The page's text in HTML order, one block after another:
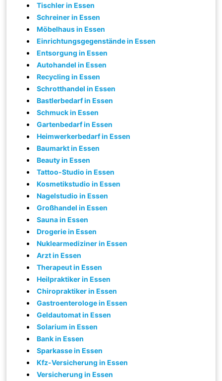
Tischler in Essen
Schreiner in Essen
Möbelhaus in Essen
Einrichtungsgegenstände in Essen
Entsorgung in Essen
Autohandel in Essen
Recycling in Essen
Schrotthandel in Essen
Bastlerbedarf in Essen
Schmuck in Essen
Gartenbedarf in Essen
Heimwerkerbedarf in Essen
Baumarkt in Essen
Beauty in Essen
Tattoo-Studio in Essen
Kosmetikstudio in Essen
Nagelstudio in Essen
Großhandel in Essen
Sauna in Essen
Drogerie in Essen
Nuklearmediziner in Essen
Arzt in Essen
Therapeut in Essen
Heilpraktiker in Essen
Chiropraktiker in Essen
Gastroenterologe in Essen
Geldautomat in Essen
Solarium in Essen
Bank in Essen
Sparkasse in Essen
Kfz-Versicherung in Essen
Versicherung in Essen